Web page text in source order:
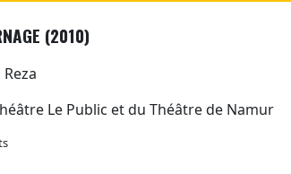
(2010)
Le Public et du Théâtre de Namur